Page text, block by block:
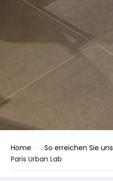
Home So erreichen Sie uns
Paris Urban Lab